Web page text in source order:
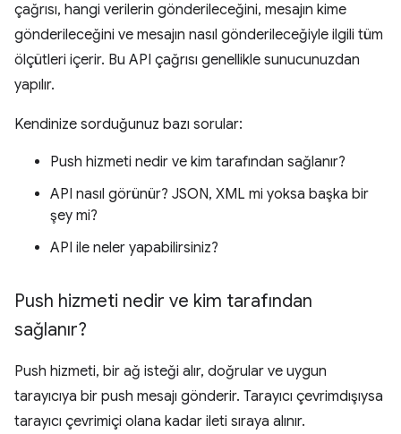
çağrısı, hangi verilerin gönderileceğini, mesajın kime
gönderileceğini ve mesajın nasıl gönderileceğiyle ilgili tüm
ölçütleri içerir. Bu API çağrısı genellikle sunucunuzdan
yapılır.
Kendinize sorduğunuz bazı sorular:
Push hizmeti nedir ve kim tarafından sağlanır?
API nasıl görünür? JSON, XML mi yoksa başka bir
şey mi?
API ile neler yapabilirsiniz?
Push hizmeti nedir ve kim tarafından
sağlanır?
Push hizmeti, bir ağ isteği alır, doğrular ve uygun
tarayıcıya bir push mesajı gönderir. Tarayıcı çevrimdışıysa
tarayıcı çevrimiçi olana kadar ileti sıraya alınır.